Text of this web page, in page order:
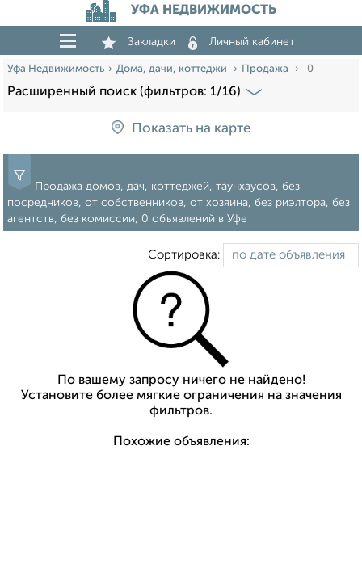
УФА НЕДВИЖИМОСТЬ
Закладки Личный кабинет
Уфа Недвижимость Дома, дачи, коттеджи Продажа 0
Расширенный поиск (фильтров: 1/16)
Показать на карте
Продажа домов, дач, коттеджей, таунхаусов, без
посредников, от собственников, от хозяина, без риэлтора, без
агентств, без комиссии, 0 объявлений в Уфе
Сортировка:
По вашему запросу ничего не найдено!
Установите более мягкие ограничения на значения
фильтров.
Похожие объявления: